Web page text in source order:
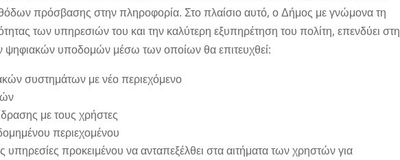
πρόσβασης στην πληροφορία. Στο πλαίσιο αυτό, ο Δήμος με γνώμονα τη
των υπηρεσιών του και την καλύτερη εξυπηρέτηση του πολίτη, επενδύει στη
ψηφιακών υποδομών μέσω των οποίων θα επιτευχθεί:
συστημάτων με νέο περιεχόμενο
με τους χρήστες
περιεχομένου
υπηρεσίες προκειμένου να ανταπεξέλθει στα αιτήματα των χρηστών για